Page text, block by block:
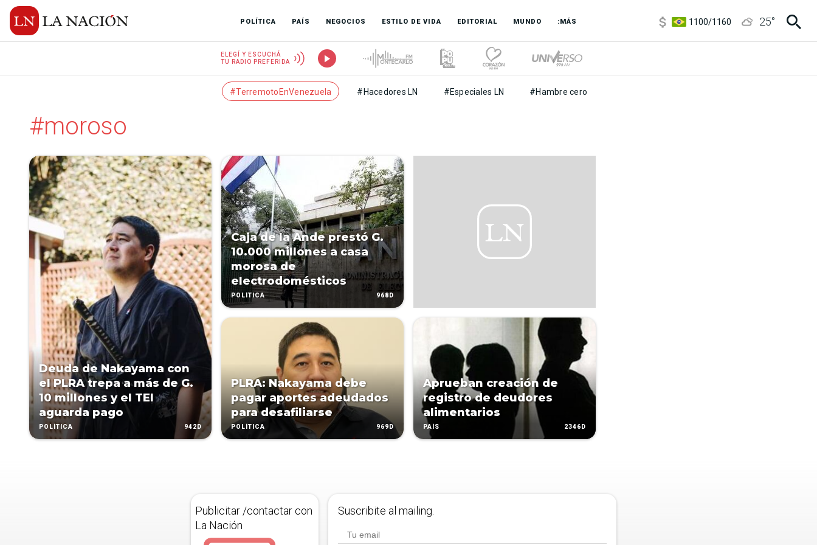
POLÍTICA PAÍS NEGOCIOS ESTILO DE VIDA EDITORIAL MUNDO :MÁS
1100/1160
25°
ELEGÍ Y ESCUCHÁ
TU RADIO PREFERIDA
#TerremotoEnVenezuela #Hacedores LN #Especiales LN #Hambre cero
#moroso
Deuda de Nakayama con
el PLRA trepa a más de G.
10 millones y el TEI
aguarda pago
POLÍTICA 942D
Caja de la Ande prestó G.
10.000 millones a casa
morosa de
electrodomésticos
POLÍTICA 968D
PLRA: Nakayama debe
pagar aportes adeudados
para desafiliarse
POLÍTICA 969D
Aprueban creación de
registro de deudores
alimentarios
PAÍS 2346D
Publicitar /contactar con
La Nación
Suscribite al mailing.